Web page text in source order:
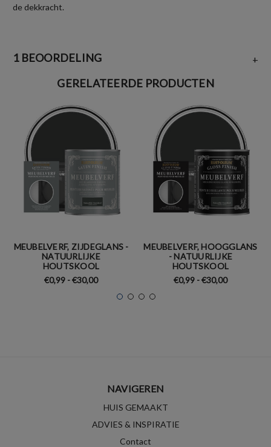
de dekkracht.
1 BEOORDELING +
GERELATEERDE PRODUCTEN
MEUBELVERF, ZIJDEGLANS -
NATUURLIJKE
HOUTSKOOL
€0,99 - €30,00
MEUBELVERF, HOOGGLANS
- NATUURLIJKE
HOUTSKOOL
€0,99 - €30,00
NAVIGEREN
HUIS GEMAAKT
ADVIES & INSPIRATIE
Contact